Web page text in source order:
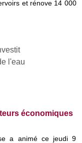
et rénove 14 000
économiques
a animé ce jeudi 9